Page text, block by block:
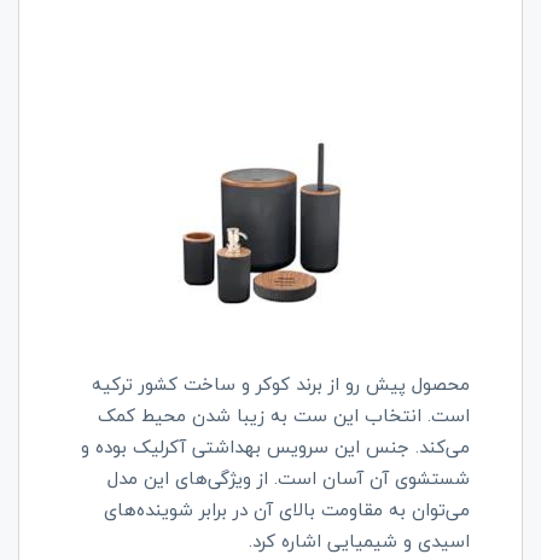
محصول پیش رو از برند کوکر و ساخت کشور ترکیه
است. انتخاب این ست به زیبا شدن محیط کمک
می‌کند. جنس این سرویس بهداشتی آکرلیک بوده و
شستشوی آن آسان است. از ویژگی‌های این مدل
می‌توان به مقاومت بالای آن در برابر شوینده‌های
اسیدی و شیمیایی اشاره کرد.